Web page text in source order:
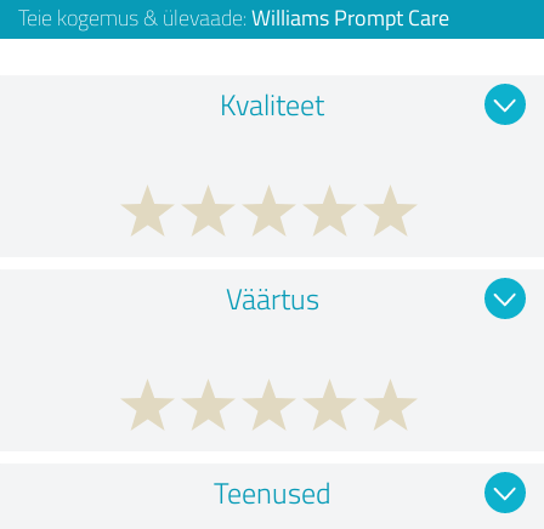
Teie kogemus & ülevaade: Williams Prompt Care
Kvaliteet
Väärtus
Teenused